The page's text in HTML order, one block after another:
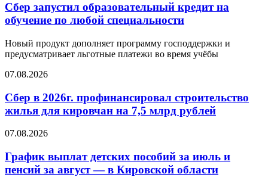
Сбер запустил образовательный кредит на
обучение по любой специальности
Новый продукт дополняет программу господдержки и
предусматривает льготные платежи во время учёбы
07.08.2026
Сбер в 2026г. профинансировал строительство
жилья для кировчан на 7,5 млрд рублей
07.08.2026
График выплат детских пособий за июль и
пенсий за август — в Кировской области